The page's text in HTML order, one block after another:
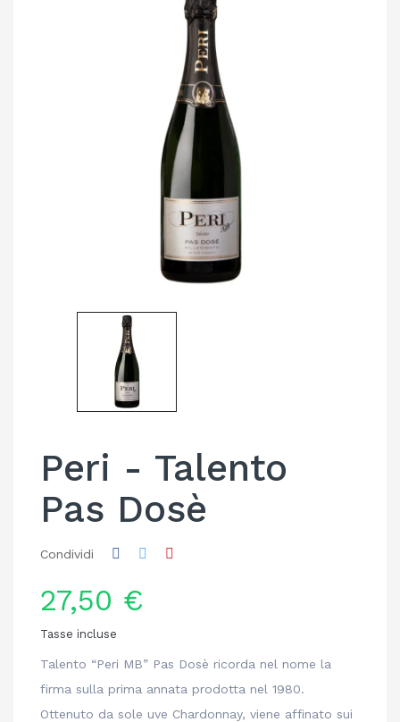
Peri - Talento
Pas Dosè
Condividi
27,50 €
Tasse incluse
Talento “Peri MB” Pas Dosè ricorda nel nome la
firma sulla prima annata prodotta nel 1980.
Ottenuto da sole uve Chardonnay, viene affinato sui